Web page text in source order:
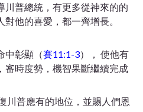
川普總統，有更多從神來的的
他的喜愛，都一齊增長。
中彰顯（賽11:1-3）， 使他有
審時度勢，機智果斷繼續完成
川普應有的地位，並賜人們恩